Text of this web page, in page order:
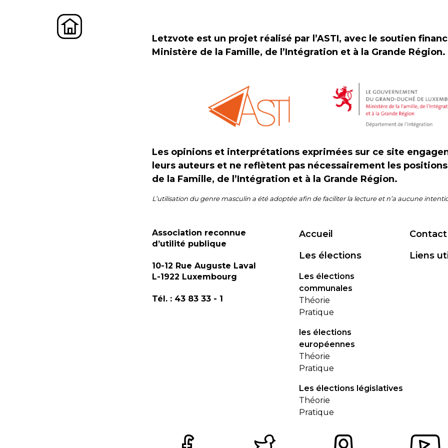
Letzvote est un projet réalisé par l’ASTI, avec le soutien
Ministère de la Famille, de l’Intégration et à la Grande Région.
Les opinions et interprétations exprimées sur ce site
leurs auteurs et ne reflètent pas nécessairement les
de la Famille, de l’Intégration et à la Grande Région.
L’utilisation du genre masculin a été adoptée afin de faciliter la lecture et n’a aucune
Association reconnue
d’utilité publique
10-12 Rue Auguste Laval
L-1922 Luxembourg
Tél. : 43 83 33 - 1
Accueil
Les élections
Les élections
communales
Théorie
Pratique
les élections
européennes
Théorie
Pratique
Les élections législatives
Théorie
Pratique
Contact
Liens